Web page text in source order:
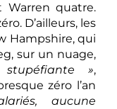
Warren quatre.
D’ailleurs, les
Hampshire, qui
sur un nuage,
»,
zéro l’an
aucune